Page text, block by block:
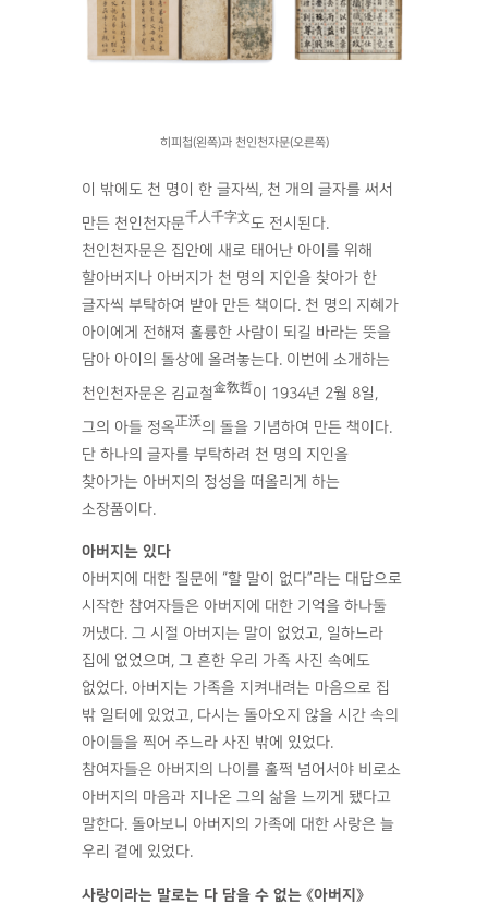
히피첩(왼쪽)과 천인천자문(오른쪽)
이 밖에도 천 명이 한 글자씩, 천 개의 글자를 써서
만든 천인천자문千人千字文도 전시된다.
천인천자문은 집안에 새로 태어난 아이를 위해
할아버지나 아버지가 천 명의 지인을 찾아가 한
글자씩 부탁하여 받아 만든 책이다. 천 명의 지혜가
아이에게 전해져 훌륭한 사람이 되길 바라는 뜻을
담아 아이의 돌상에 올려놓는다. 이번에 소개하는
천인천자문은 김교철金敎哲이 1934년 2월 8일,
그의 아들 정옥正沃의 돌을 기념하여 만든 책이다.
단 하나의 글자를 부탁하려 천 명의 지인을
찾아가는 아버지의 정성을 떠올리게 하는
소장품이다.
아버지는 있다
아버지에 대한 질문에 “할 말이 없다”라는 대답으로
시작한 참여자들은 아버지에 대한 기억을 하나둘
꺼냈다. 그 시절 아버지는 말이 없었고, 일하느라
집에 없었으며, 그 흔한 우리 가족 사진 속에도
없었다. 아버지는 가족을 지켜내려는 마음으로 집
밖 일터에 있었고, 다시는 돌아오지 않을 시간 속의
아이들을 찍어 주느라 사진 밖에 있었다.
참여자들은 아버지의 나이를 훌쩍 넘어서야 비로소
아버지의 마음과 지나온 그의 삶을 느끼게 됐다고
말한다. 돌아보니 아버지의 가족에 대한 사랑은 늘
우리 곁에 있었다.
사랑이라는 말로는 다 담을 수 없는 《아버지》